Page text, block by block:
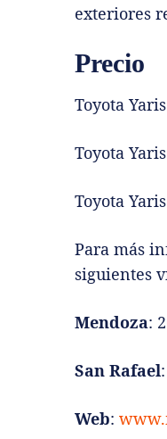
exteriores
Precio
Toyota
Toyota
Toyota
Para más
siguientes
Mendoza:
San Rafael
Web: